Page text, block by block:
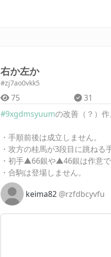
右か左か
#zj7ao0vkk5
75 31
#9xgdmsyuumの改善（？）作
・手順前後は成立しません。
・攻方の桂馬が3段目に跳ねる
・初手▲66銀や▲46銀は作意で
・合駒は登場しません。
keima82 @rzfdbcyvfu